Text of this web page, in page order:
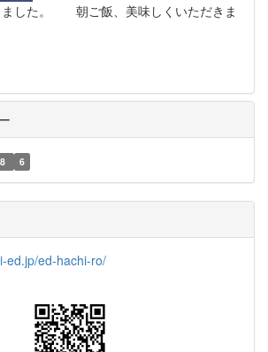
ました。 朝ご飯、美味しくいただきま
8 6
ed.jp/ed-hachi-ro/